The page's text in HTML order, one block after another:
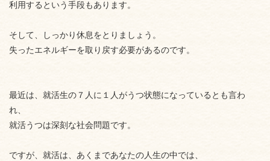
利用するという手段もあります。
そして、しっかり休息をとりましょう。
失ったエネルギーを取り戻す必要があるのです。
最近は、就活生の７人に１人がうつ状態になっているとも言わ
れ、
就活うつは深刻な社会問題です。
ですが、就活は、あくまであなたの人生の中では、